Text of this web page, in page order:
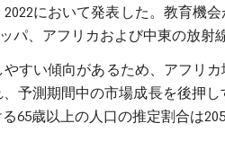
において発表した。教育機
パ、アフリカおよび中東の放射
すい傾向があるため、アフリ
予測期間中の市場成長を後押
65歳以上の人口の推定割合は